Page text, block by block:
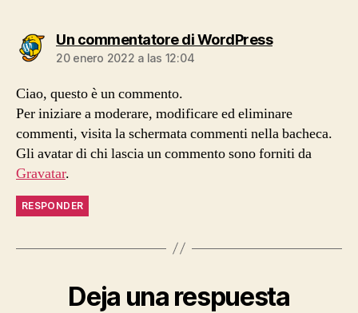
Un commentatore di WordPressdice:
20 enero 2022 a las 12:04
Ciao, questo è un commento.
Per iniziare a moderare, modificare ed eliminare
commenti, visita la schermata commenti nella bacheca.
Gli avatar di chi lascia un commento sono forniti da
Gravatar.
RESPONDER
Deja una respuesta